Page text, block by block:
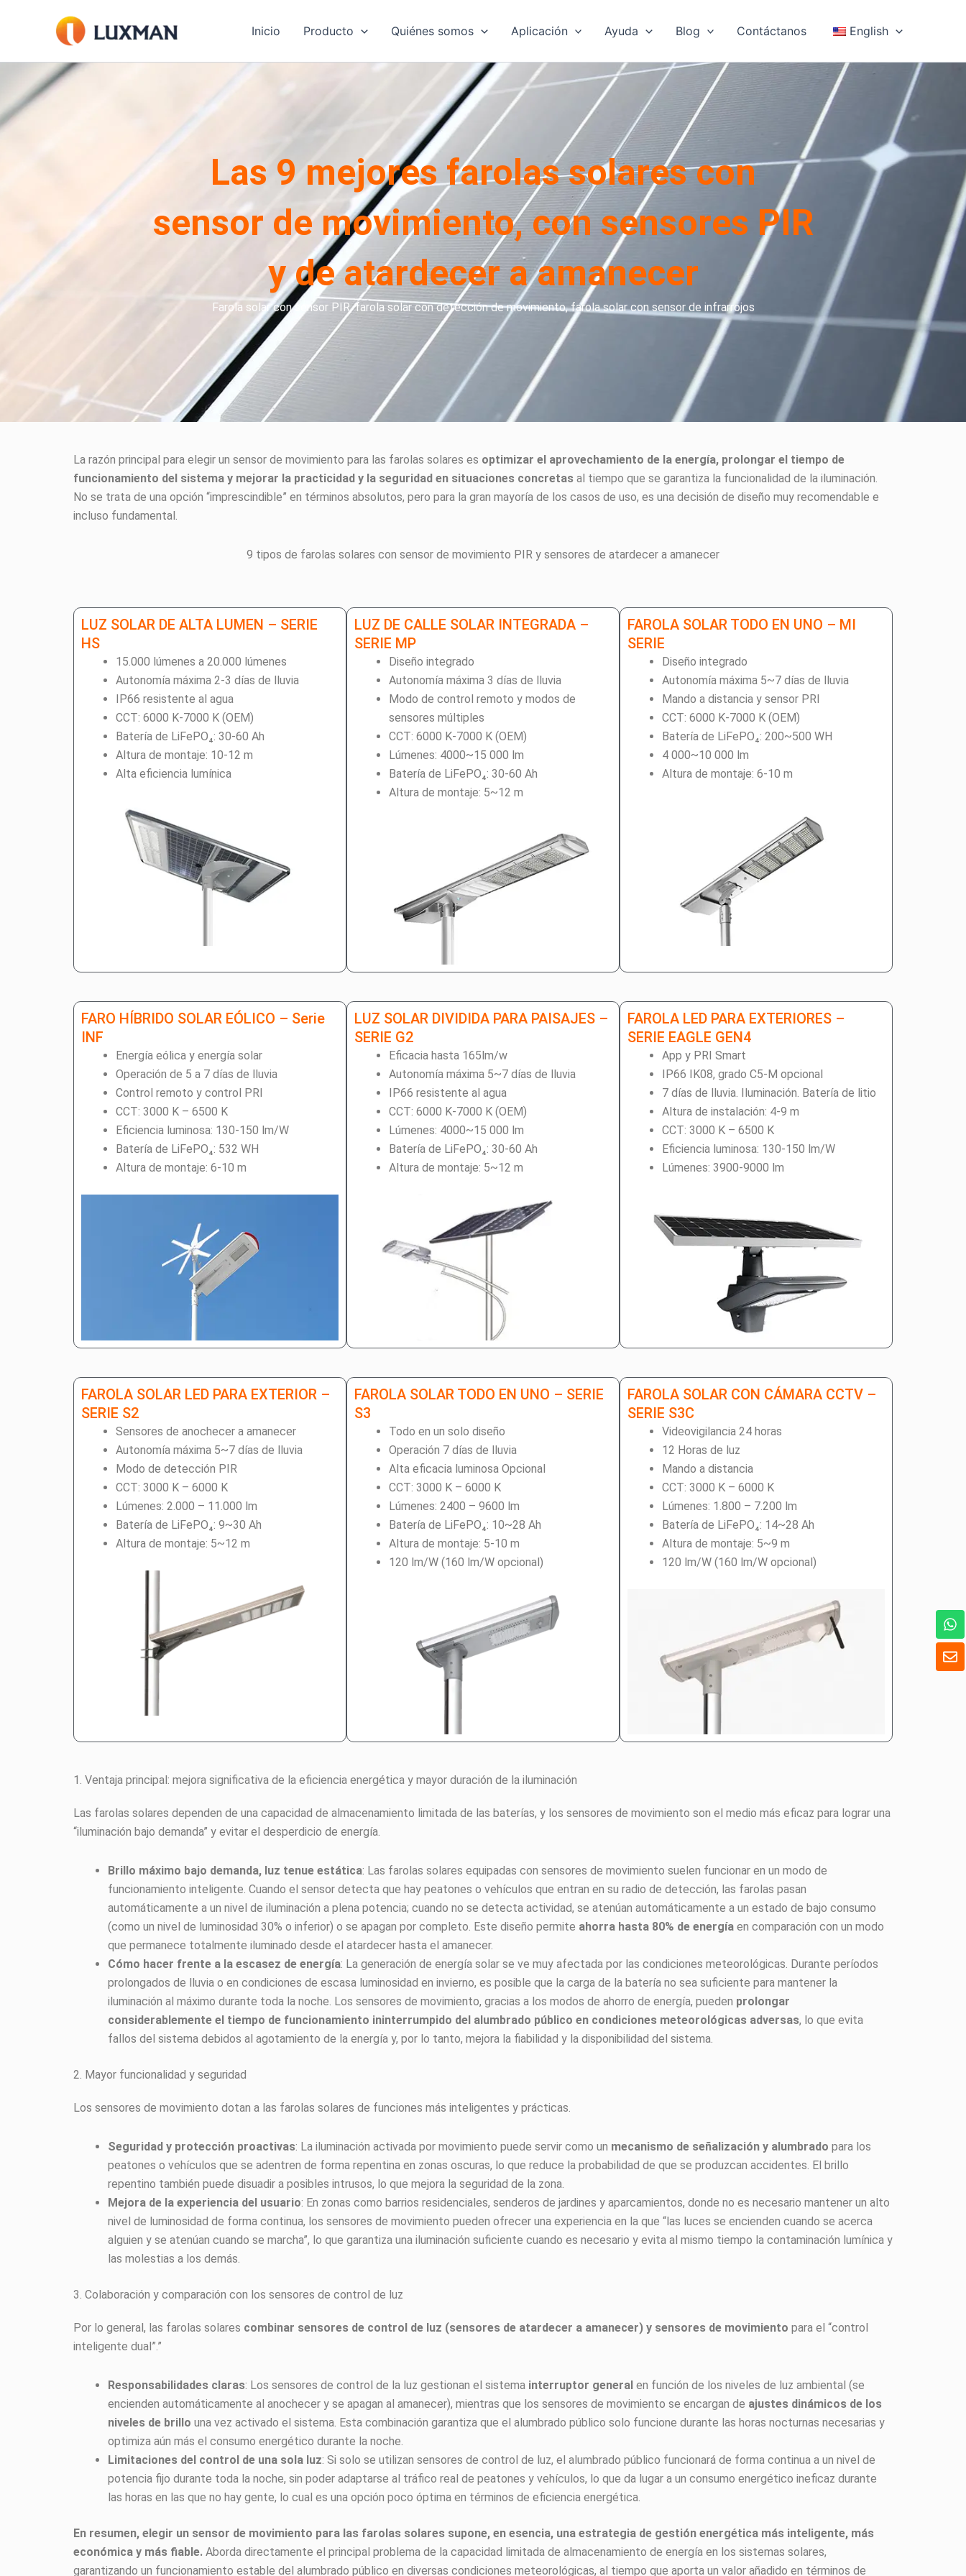
Inicio Producto Quiénes somos Aplicación Ayuda Blog Contáctanos English
Las 9 mejores farolas solares con
sensor de movimiento, con sensores PIR
y de atardecer a amanecer
Farola solar con sensor PIR, farola solar con detección de movimiento, farola solar con sensor de infrarrojos
La razón principal para elegir un sensor de movimiento para las farolas solares es optimizar el aprovechamiento de la energía, prolongar el tiempo de
funcionamiento del sistema y mejorar la practicidad y la seguridad en situaciones concretas al tiempo que se garantiza la funcionalidad de la iluminación.
No se trata de una opción “imprescindible” en términos absolutos, pero para la gran mayoría de los casos de uso, es una decisión de diseño muy recomendable e
incluso fundamental.
9 tipos de farolas solares con sensor de movimiento PIR y sensores de atardecer a amanecer
LUZ SOLAR DE ALTA LUMEN – SERIE
HS
15.000 lúmenes a 20.000 lúmenes
Autonomía máxima 2-3 días de lluvia
IP66 resistente al agua
CCT: 6000 K-7000 K (OEM)
Batería de LiFePO₄: 30-60 Ah
Altura de montaje: 10-12 m
Alta eficiencia lumínica
LUZ DE CALLE SOLAR INTEGRADA –
SERIE MP
Diseño integrado
Autonomía máxima 3 días de lluvia
Modo de control remoto y modos de
sensores múltiples
CCT: 6000 K-7000 K (OEM)
Lúmenes: 4000~15 000 lm
Batería de LiFePO₄: 30-60 Ah
Altura de montaje: 5~12 m
FAROLA SOLAR TODO EN UNO – MI
SERIE
Diseño integrado
Autonomía máxima 5~7 días de lluvia
Mando a distancia y sensor PRI
CCT: 6000 K-7000 K (OEM)
Batería de LiFePO₄: 200~500 WH
4 000~10 000 lm
Altura de montaje: 6-10 m
FARO HÍBRIDO SOLAR EÓLICO – Serie
INF
Energía eólica y energía solar
Operación de 5 a 7 días de lluvia
Control remoto y control PRI
CCT: 3000 K – 6500 K
Eficiencia luminosa: 130-150 lm/W
Batería de LiFePO₄: 532 WH
Altura de montaje: 6-10 m
LUZ SOLAR DIVIDIDA PARA PAISAJES –
SERIE G2
Eficacia hasta 165lm/w
Autonomía máxima 5~7 días de lluvia
IP66 resistente al agua
CCT: 6000 K-7000 K (OEM)
Lúmenes: 4000~15 000 lm
Batería de LiFePO₄: 30-60 Ah
Altura de montaje: 5~12 m
FAROLA LED PARA EXTERIORES –
SERIE EAGLE GEN4
App y PRI Smart
IP66 IK08, grado C5-M opcional
7 días de lluvia. Iluminación. Batería de litio
Altura de instalación: 4-9 m
CCT: 3000 K – 6500 K
Eficiencia luminosa: 130-150 lm/W
Lúmenes: 3900-9000 lm
FAROLA SOLAR LED PARA EXTERIOR –
SERIE S2
Sensores de anochecer a amanecer
Autonomía máxima 5~7 días de lluvia
Modo de detección PIR
CCT: 3000 K – 6000 K
Lúmenes: 2.000 – 11.000 lm
Batería de LiFePO₄: 9~30 Ah
Altura de montaje: 5~12 m
FAROLA SOLAR TODO EN UNO – SERIE
S3
Todo en un solo diseño
Operación 7 días de lluvia
Alta eficacia luminosa Opcional
CCT: 3000 K – 6000 K
Lúmenes: 2400 – 9600 lm
Batería de LiFePO₄: 10~28 Ah
Altura de montaje: 5-10 m
120 lm/W (160 lm/W opcional)
FAROLA SOLAR CON CÁMARA CCTV –
SERIE S3C
Videovigilancia 24 horas
12 Horas de luz
Mando a distancia
CCT: 3000 K – 6000 K
Lúmenes: 1.800 – 7.200 lm
Batería de LiFePO₄: 14~28 Ah
Altura de montaje: 5~9 m
120 lm/W (160 lm/W opcional)
1. Ventaja principal: mejora significativa de la eficiencia energética y mayor duración de la iluminación
Las farolas solares dependen de una capacidad de almacenamiento limitada de las baterías, y los sensores de movimiento son el medio más eficaz para lograr una
“iluminación bajo demanda” y evitar el desperdicio de energía.
Brillo máximo bajo demanda, luz tenue estática: Las farolas solares equipadas con sensores de movimiento suelen funcionar en un modo de
funcionamiento inteligente. Cuando el sensor detecta que hay peatones o vehículos que entran en su radio de detección, las farolas pasan
automáticamente a un nivel de iluminación a plena potencia; cuando no se detecta actividad, se atenúan automáticamente a un estado de bajo consumo
(como un nivel de luminosidad 30% o inferior) o se apagan por completo. Este diseño permite ahorra hasta 80% de energía en comparación con un modo
que permanece totalmente iluminado desde el atardecer hasta el amanecer.
Cómo hacer frente a la escasez de energía: La generación de energía solar se ve muy afectada por las condiciones meteorológicas. Durante períodos
prolongados de lluvia o en condiciones de escasa luminosidad en invierno, es posible que la carga de la batería no sea suficiente para mantener la
iluminación al máximo durante toda la noche. Los sensores de movimiento, gracias a los modos de ahorro de energía, pueden prolongar
considerablemente el tiempo de funcionamiento ininterrumpido del alumbrado público en condiciones meteorológicas adversas, lo que evita
fallos del sistema debidos al agotamiento de la energía y, por lo tanto, mejora la fiabilidad y la disponibilidad del sistema.
2. Mayor funcionalidad y seguridad
Los sensores de movimiento dotan a las farolas solares de funciones más inteligentes y prácticas.
Seguridad y protección proactivas: La iluminación activada por movimiento puede servir como un mecanismo de señalización y alumbrado para los
peatones o vehículos que se adentren de forma repentina en zonas oscuras, lo que reduce la probabilidad de que se produzcan accidentes. El brillo
repentino también puede disuadir a posibles intrusos, lo que mejora la seguridad de la zona.
Mejora de la experiencia del usuario: En zonas como barrios residenciales, senderos de jardines y aparcamientos, donde no es necesario mantener un alto
nivel de luminosidad de forma continua, los sensores de movimiento pueden ofrecer una experiencia en la que “las luces se encienden cuando se acerca
alguien y se atenúan cuando se marcha”, lo que garantiza una iluminación suficiente cuando es necesario y evita al mismo tiempo la contaminación lumínica y
las molestias a los demás.
3. Colaboración y comparación con los sensores de control de luz
Por lo general, las farolas solares combinar sensores de control de luz (sensores de atardecer a amanecer) y sensores de movimiento para el “control
inteligente dual”.”
Responsabilidades claras: Los sensores de control de la luz gestionan el sistema interruptor general en función de los niveles de luz ambiental (se
encienden automáticamente al anochecer y se apagan al amanecer), mientras que los sensores de movimiento se encargan de ajustes dinámicos de los
niveles de brillo una vez activado el sistema. Esta combinación garantiza que el alumbrado público solo funcione durante las horas nocturnas necesarias y
optimiza aún más el consumo energético durante la noche.
Limitaciones del control de una sola luz: Si solo se utilizan sensores de control de luz, el alumbrado público funcionará de forma continua a un nivel de
potencia fijo durante toda la noche, sin poder adaptarse al tráfico real de peatones y vehículos, lo que da lugar a un consumo energético ineficaz durante
las horas en las que no hay gente, lo cual es una opción poco óptima en términos de eficiencia energética.
En resumen, elegir un sensor de movimiento para las farolas solares supone, en esencia, una estrategia de gestión energética más inteligente, más
económica y más fiable. Aborda directamente el principal problema de la capacidad limitada de almacenamiento de energía en los sistemas solares,
garantizando un funcionamiento estable del alumbrado público en diversas condiciones meteorológicas, al tiempo que aporta un valor añadido en términos de
S
o
W
h
a
t
s